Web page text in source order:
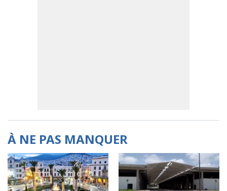
À NE PAS MANQUER